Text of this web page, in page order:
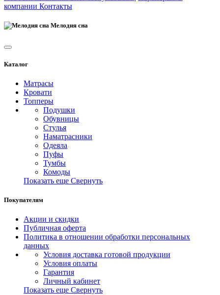
компании Контакты
Мелодия сна
Каталог
Матрасы
Кровати
Топперы
Подушки
Обувницы
Стулья
Наматрасники
Одеяла
Пуфы
Тумбы
Комоды
Показать еще Свернуть
Покупателям
Акции и скидки
Публичная оферта
Политика в отношении обработки персональных
данных
Условия доставка готовой продукции
Условия оплаты
Гарантия
Личный кабинет
Показать еще Свернуть